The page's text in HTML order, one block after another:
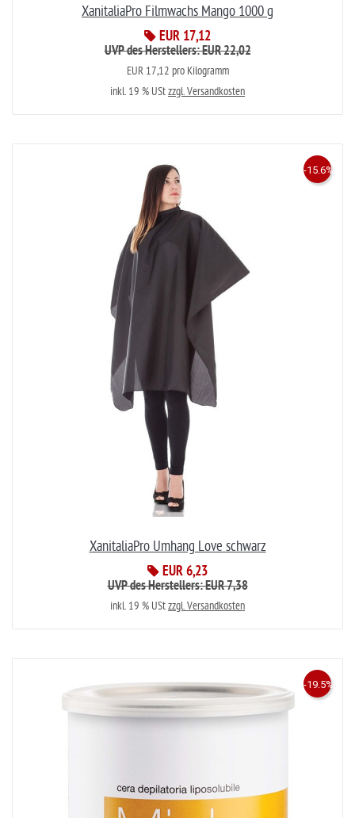
XanitaliaPro Filmwachs Mango 1000 g
EUR 17,12
UVP des Herstellers: EUR 22,02
EUR 17,12 pro Kilogramm
inkl. 19 % UStzzgl. Versandkosten
XanitaliaPro Umhang Love schwarz
EUR 6,23
-15.6%
UVP des Herstellers: EUR 7,38
inkl. 19 % UStzzgl. Versandkosten
-19.5%